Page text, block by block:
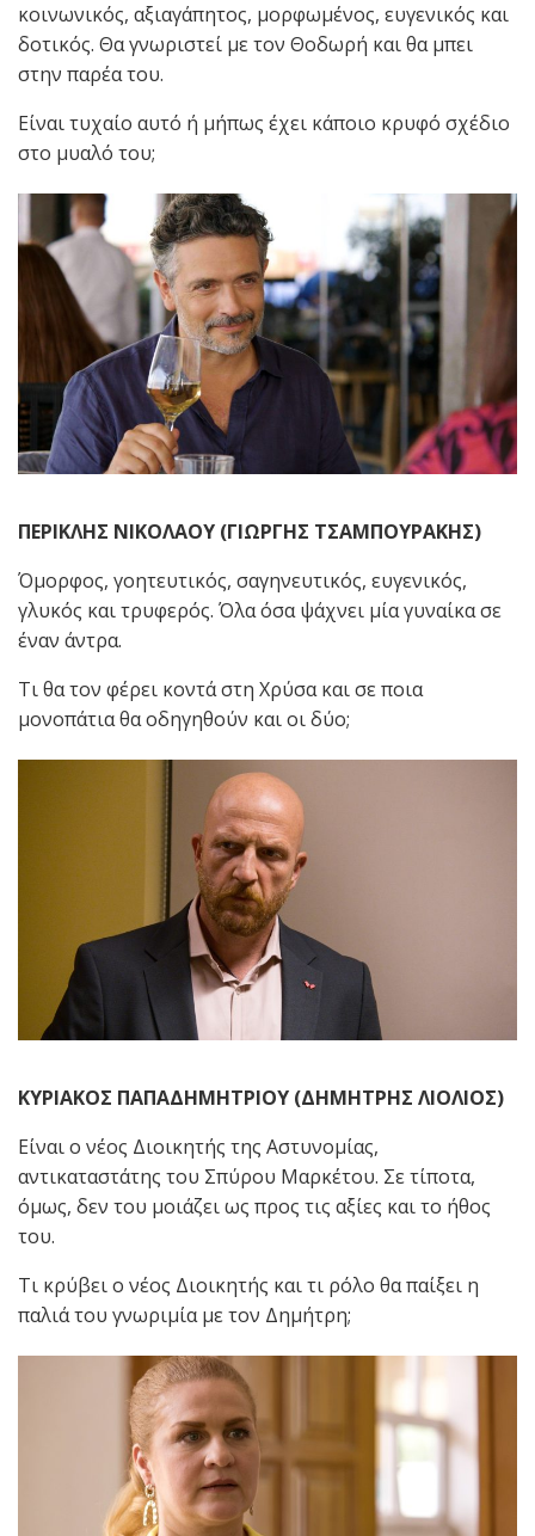
κοινωνικός, αξιαγάπητος, μορφωμένος, ευγενικός και
δοτικός. Θα γνωριστεί με τον Θοδωρή και θα μπει
στην παρέα του.
Είναι τυχαίο αυτό ή μήπως έχει κάποιο κρυφό σχέδιο
στο μυαλό του;
ΠΕΡΙΚΛΗΣ ΝΙΚΟΛΑΟΥ (ΓΙΩΡΓΗΣ ΤΣΑΜΠΟΥΡΑΚΗΣ)
Όμορφος, γοητευτικός, σαγηνευτικός, ευγενικός,
γλυκός και τρυφερός. Όλα όσα ψάχνει μία γυναίκα σε
έναν άντρα.
Τι θα τον φέρει κοντά στη Χρύσα και σε ποια
μονοπάτια θα οδηγηθούν και οι δύο;
ΚΥΡΙΑΚΟΣ ΠΑΠΑΔΗΜΗΤΡΙΟΥ (ΔΗΜΗΤΡΗΣ ΛΙΟΛΙΟΣ)
Είναι ο νέος Διοικητής της Αστυνομίας,
αντικαταστάτης του Σπύρου Μαρκέτου. Σε τίποτα,
όμως, δεν του μοιάζει ως προς τις αξίες και το ήθος
του.
Τι κρύβει ο νέος Διοικητής και τι ρόλο θα παίξει η
παλιά του γνωριμία με τον Δημήτρη;